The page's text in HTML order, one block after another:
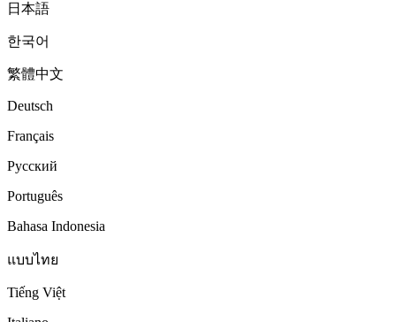
日本語
한국어
繁體中文
Deutsch
Français
Русский
Português
Bahasa Indonesia
แบบไทย
Tiếng Việt